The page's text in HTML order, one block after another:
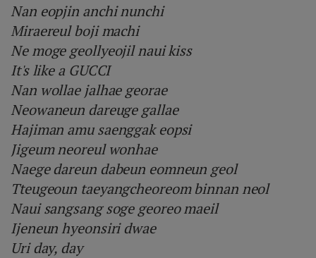
Nan eopjin anchi nunchi
Miraereul boji machi
Ne moge geollyeojil naui kiss
It's like a GUCCI
Nan wollae jalhae georae
Neowaneun dareuge gallae
Hajiman amu saenggak eopsi
Jigeum neoreul wonhae
Naege dareun dabeun eomneun geol
Tteugeoun taeyangcheoreom binnan neol
Naui sangsang soge georeo maeil
Ijeneun hyeonsiri dwae
Uri day, day